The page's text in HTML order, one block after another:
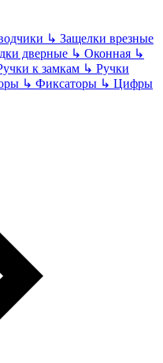
↳ Защелки врезные
дверные ↳ Оконная ↳
к замкам ↳ Ручки
↳ Фиксаторы ↳ Цифры